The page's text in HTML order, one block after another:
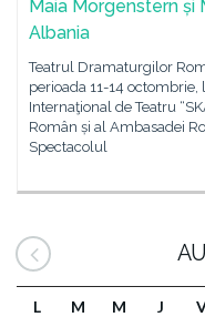
Maia Morgenstern și
Albania
Teatrul Dramaturgilor
perioada 11-14 octombrie,
Internaţional de Teatru
Român și al Ambasadei
Spectacolul
L M M J